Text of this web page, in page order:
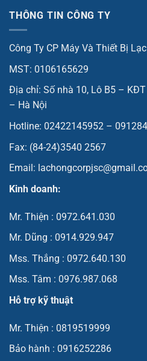
THÔNG TIN CÔNG TY
Công Ty CP Máy Và Thiết Bị
MST: 0106165629
Địa chỉ: Số nhà 10, Lô B5 –
– Hà Nội
Hotline: 02422145952 –
Fax: (84-24)3540 2567
Email:
Kinh doanh:
Mr. Thiện : 0972.641.030
Mr. Dũng : 0914.929.947
Mss. Thắng : 0972.640.130
Mss. Tâm : 0976.987.068
Hỗ trợ kỹ thuật
Mr. Thiện : 0819519999
Bảo hành : 0916252286